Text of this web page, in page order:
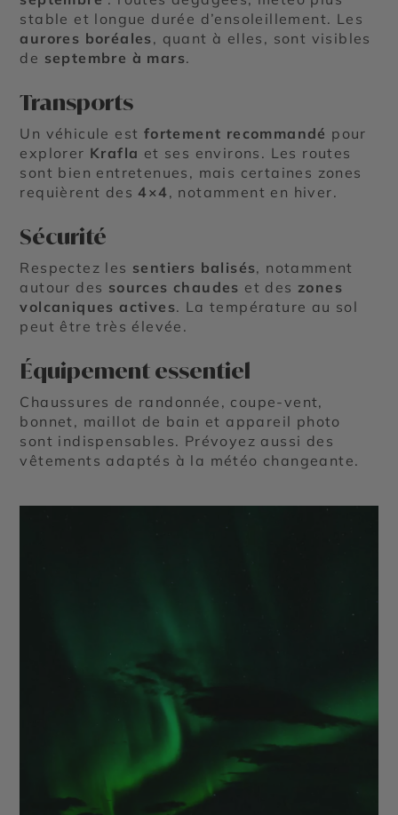
stable et longue durée d’ensoleillement. Les
aurores boréales, quant à elles, sont visibles
de septembre à mars.
Transports
Un véhicule est fortement recommandé pour
explorer Krafla et ses environs. Les routes
sont bien entretenues, mais certaines zones
requièrent des 4×4 , notamment en hiver.
Sécurité
Respectez les sentiers balisés, notamment
autour des sources chaudes et des zones
volcaniques actives. La température au sol
peut être très élevée.
Équipement essentiel
Chaussures de randonnée, coupe-vent,
bonnet, maillot de bain et appareil photo
sont indispensables. Prévoyez aussi des
vêtements adaptés à la météo changeante.